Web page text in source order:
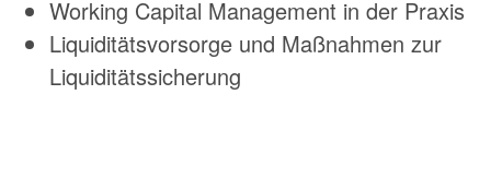
Working Capital Management in der Praxis
Liquiditätsvorsorge und Maßnahmen zur
Liquiditätssicherung